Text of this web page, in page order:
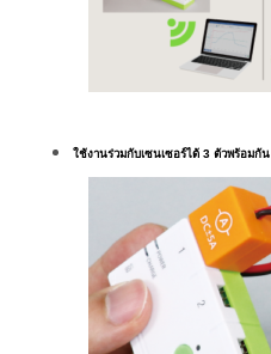
ใช้งานร่วมกับเซนเซอร์ได้ 3 ตัวพร้อมกัน